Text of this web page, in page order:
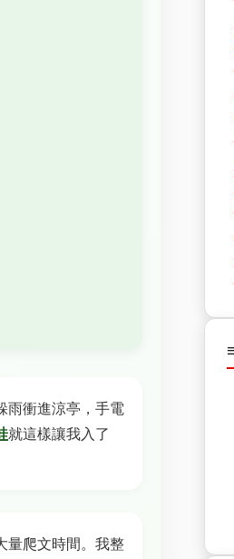
雨衝進涼亭，手電
就這樣讓我入了
量爬文時間。我整